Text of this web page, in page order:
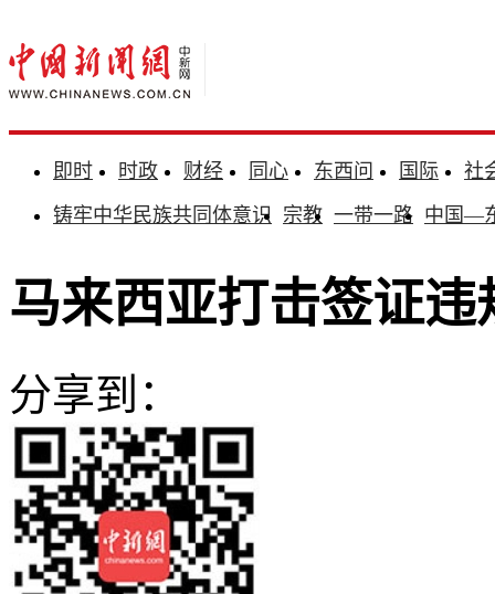
即时 时政 财经 同心 东西问 国际
社
铸牢中华民族共同体意识 宗教 一带一路 中国—
马来西亚打击签证
分享到：